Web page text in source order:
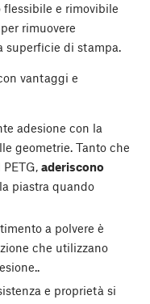
e rimovibile
rimuovere
superficie di stampa.
vantaggi e
adesione con la
geometrie. Tanto che
aderiscono
piastra quando
a polvere è
che utilizzano
e proprietà si